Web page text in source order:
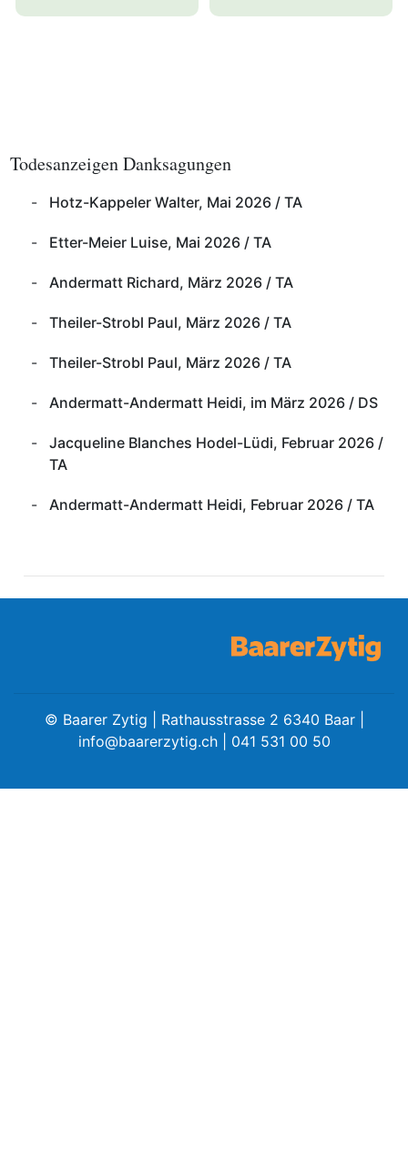
Todesanzeigen Danksagungen
Hotz-Kappeler Walter, Mai 2026 / TA
Etter-Meier Luise, Mai 2026 / TA
Andermatt Richard, März 2026 / TA
Theiler-Strobl Paul, März 2026 / TA
Theiler-Strobl Paul, März 2026 / TA
Andermatt-Andermatt Heidi, im März 2026 / DS
Jacqueline Blanches Hodel-Lüdi, Februar 2026 /
TA
Andermatt-Andermatt Heidi, Februar 2026 / TA
© Baarer Zytig | Rathausstrasse 2 6340 Baar |
info@baarerzytig.ch| 041 531 00 50